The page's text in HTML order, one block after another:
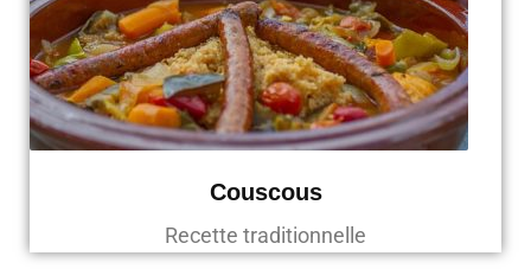
Couscous
Recette traditionnelle